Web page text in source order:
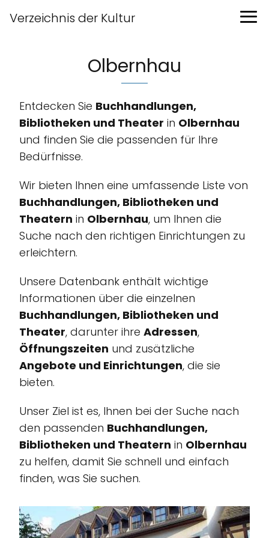
Verzeichnis der Kultur
Olbernhau
Entdecken Sie Buchhandlungen,
Bibliotheken und Theater in Olbernhau
und finden Sie die passenden für Ihre
Bedürfnisse.
Wir bieten Ihnen eine umfassende Liste von
Buchhandlungen, Bibliotheken und
Theatern in Olbernhau, um Ihnen die
Suche nach den richtigen Einrichtungen zu
erleichtern.
Unsere Datenbank enthält wichtige
Informationen über die einzelnen
Buchhandlungen, Bibliotheken und
Theater, darunter ihre Adressen,
Öffnungszeiten und zusätzliche
Angebote und Einrichtungen, die sie
bieten.
Unser Ziel ist es, Ihnen bei der Suche nach
den passenden Buchhandlungen,
Bibliotheken und Theatern in Olbernhau
zu helfen, damit Sie schnell und einfach
finden, was Sie suchen.